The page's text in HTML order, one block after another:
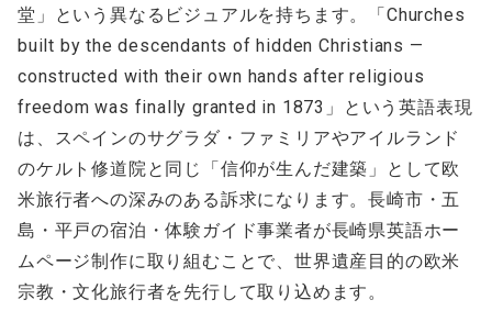
堂」という異なるビジュアルを持ちます。「Churches
built by the descendants of hidden Christians —
constructed with their own hands after religious
freedom was finally granted in 1873」という英語表現
は、スペインのサグラダ・ファミリアやアイルランド
のケルト修道院と同じ「信仰が生んだ建築」として欧
米旅行者への深みのある訴求になります。長崎市・五
島・平戸の宿泊・体験ガイド事業者が長崎県英語ホー
ムページ制作に取り組むことで、世界遺産目的の欧米
宗教・文化旅行者を先行して取り込めます。